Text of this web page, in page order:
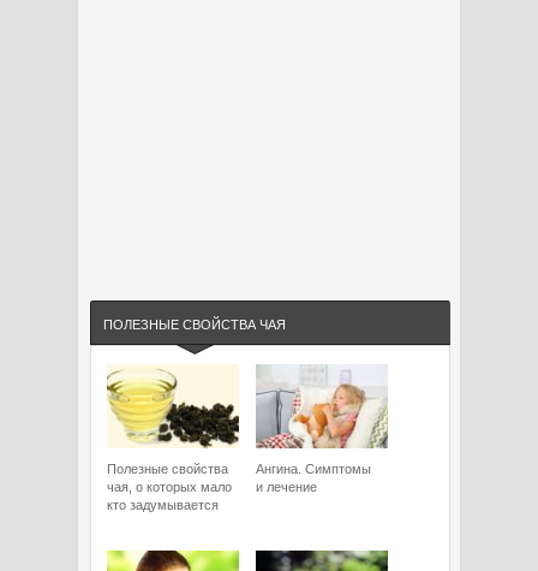
ПОЛЕЗНЫЕ СВОЙСТВА ЧАЯ
Полезные свойства
чая, о которых мало
кто задумывается
Ангина. Симптомы
и лечение